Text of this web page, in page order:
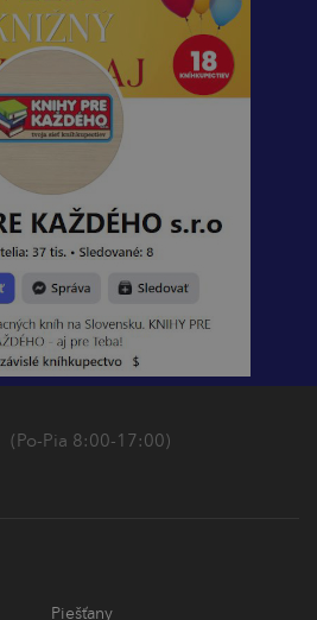
(Po-Pia 8:00-17:00)
Piešťany